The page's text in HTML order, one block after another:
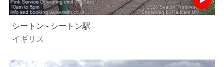
シートン - シートン駅
イギリス